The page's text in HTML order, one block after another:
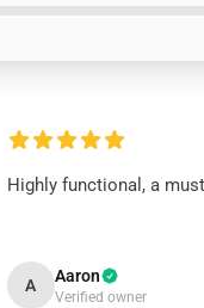
Highly functional, a
A Aaron
Verified owner